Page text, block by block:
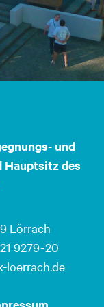
und
Hauptsitz des
Lörrach
9279 - 20
loerrach.de